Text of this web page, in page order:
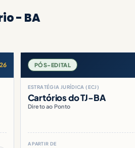
- BA
PÓS-EDITAL
ESTRATÉGIA JURÍDICA (ECJ)
Cartórios do TJ-BA
Direto ao Ponto
A PARTIR DE